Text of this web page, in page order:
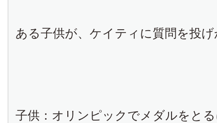
ある子供が、ケイティに質問を投
子供：オリンピックでメダルをと